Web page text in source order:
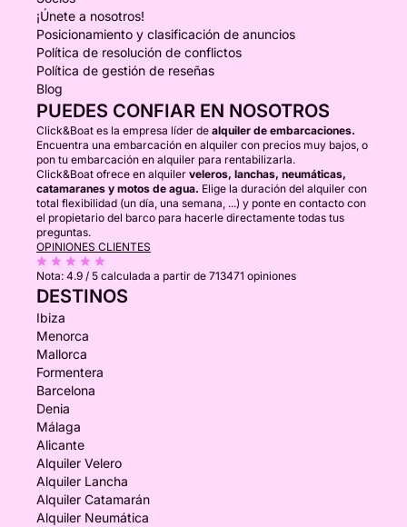
¡Únete a nosotros!
Posicionamiento y clasificación de anuncios
Política de resolución de conflictos
Política de gestión de reseñas
Blog
PUEDES CONFIAR EN NOSOTROS
Click&Boat es la empresa líder de alquiler de embarcaciones.
Encuentra una embarcación en alquiler con precios muy bajos, o
pon tu embarcación en alquiler para rentabilizarla.
Click&Boat ofrece en alquiler veleros, lanchas, neumáticas,
catamaranes y motos de agua. Elige la duración del alquiler con
total flexibilidad (un día, una semana, ...) y ponte en contacto con
el propietario del barco para hacerle directamente todas tus
preguntas.
OPINIONES CLIENTES
Nota: 4.9 / 5 calculada a partir de 713471 opiniones
DESTINOS
Ibiza
Menorca
Mallorca
Formentera
Barcelona
Denia
Málaga
Alicante
Alquiler Velero
Alquiler Lancha
Alquiler Catamarán
Alquiler Neumática